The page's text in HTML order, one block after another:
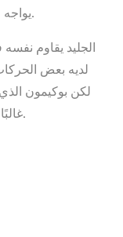
Gym Leader يواجه مشكلة بسبب الكتابة نفسها.
الجليد يقاوم
غالبًا ما يكون بطيئًا جدًا لاستخدامها بشكل صحيح.